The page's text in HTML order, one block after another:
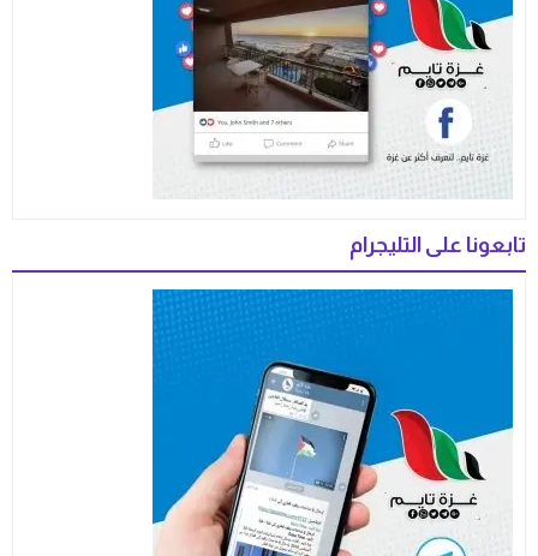
تابعونا على التليجرام